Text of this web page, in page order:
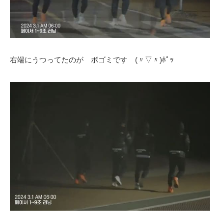
右端にうつってたのが ボゴミです (〃▽〃)ﾎﾟｯ